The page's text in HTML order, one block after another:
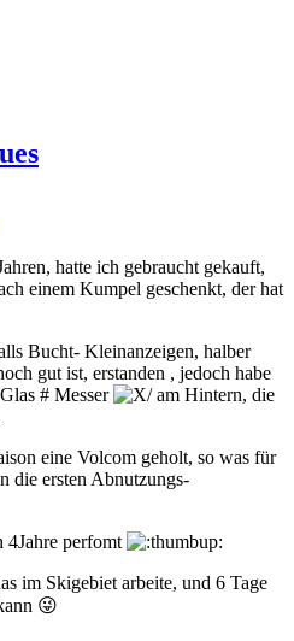
hatte ich gebraucht gekauft,
einem Kumpel geschenkt, der hat
Bucht- Kleinanzeigen, halber
gut ist, erstanden , jedoch habe
# Messer
am Hintern, die
eine Volcom geholt, so was für
die ersten Abnutzungs-
4Jahre perfomt
im Skigebiet arbeite, und 6 Tage
😜